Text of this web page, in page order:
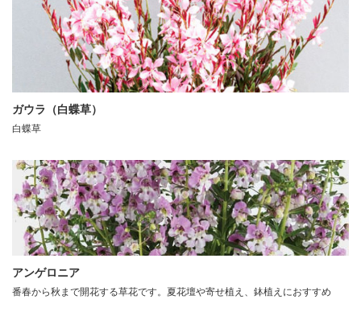
ガウラ（白蝶草）
白蝶草
アンゲロニア
番春から秋まで開花する草花です。夏花壇や寄せ植え、鉢植えにおすすめ